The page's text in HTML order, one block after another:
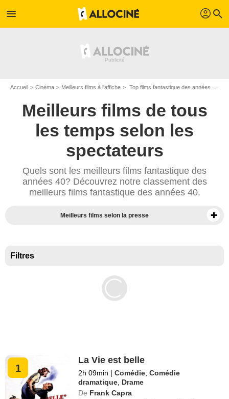
menu profil search
Accueil Cinéma Meilleurs films à l'affiche Top films fantastique des années 1940
Meilleurs films de tous
les temps selon les
spectateurs
Quels sont les meilleurs films fantastique des
années 40? Découvrez notre classement des
meilleurs films fantastique des années 40.
Meilleurs films selon la presse
Filtres
1
La Vie est belle
2h 09min | Comédie ,Comédie
dramatique Drame
De Frank Capra